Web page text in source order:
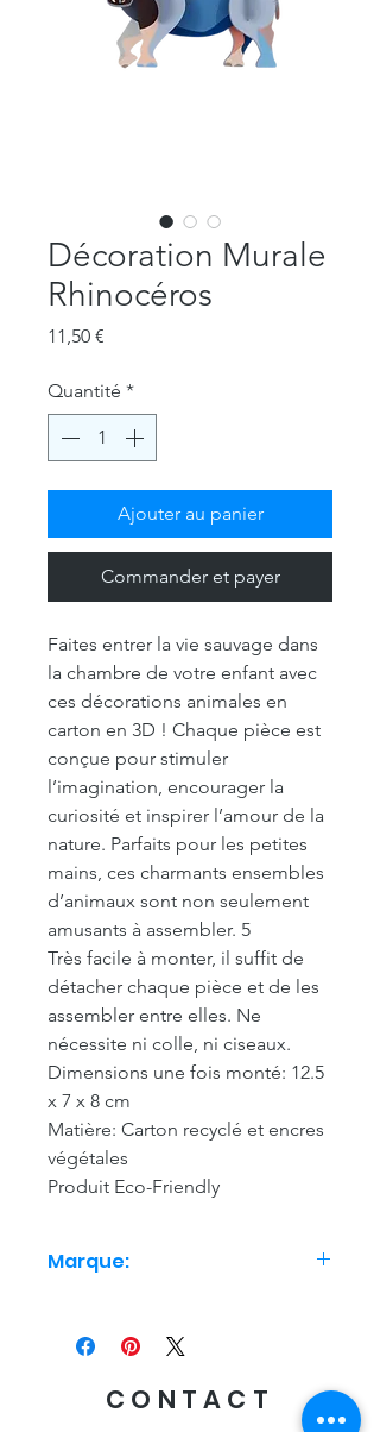
Décoration Murale
Rhinocéros
11,50 €
Quantité *
Ajouter au panier
Commander et payer
Faites entrer la vie sauvage dans
la chambre de votre enfant avec
ces décorations animales en
carton en 3D ! Chaque pièce est
conçue pour stimuler
l’imagination, encourager la
curiosité et inspirer l’amour de la
nature. Parfaits pour les petites
mains, ces charmants ensembles
d’animaux sont non seulement
amusants à assembler. 5
Très facile à monter, il suffit de
détacher chaque pièce et de les
assembler entre elles. Ne
nécessite ni colle, ni ciseaux.
Dimensions une fois monté: 12.5
x 7 x 8 cm
Matière: Carton recyclé et encres
végétales
Produit Eco-Friendly
Marque:
CONTACT